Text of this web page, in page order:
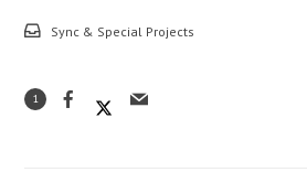
Sync & Special Projects
1